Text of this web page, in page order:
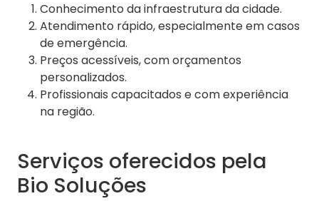
Conhecimento da infraestrutura da cidade.
Atendimento rápido, especialmente em casos
de emergência.
Preços acessíveis, com orçamentos
personalizados.
Profissionais capacitados e com experiência
na região.
Serviços oferecidos pela
Bio Soluções